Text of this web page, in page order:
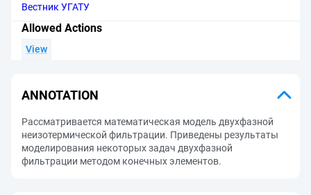
Вестник УГАТУ
Allowed Actions
View
ANNOTATION
Рассматривается математическая модель двухфазной
неизотермической фильтрации. Приведены результаты
моделирования некоторых задач двухфазной
фильтрации методом конечных элементов.